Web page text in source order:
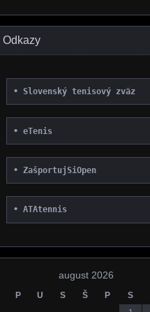
Odkazy
• Slovenský tenisový zväz
• eTenis
• ZašportujSiOpen
• ATAtennis
august 2026
P U S Š P S